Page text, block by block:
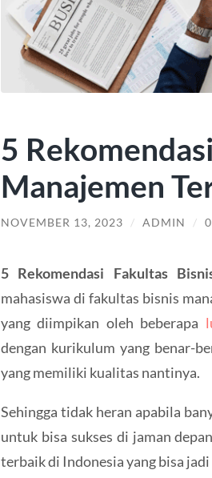
5
Manajemen
NOVEMBER 13, 2023 / ADMIN /
5 Rekomendasi Fakultas
mahasiswa di fakultas bisnis
yang diimpikan oleh beberapa
dengan kurikulum yang benar-
yang memiliki kualitas nantinya.
Sehingga tidak heran apabila
untuk bisa sukses di jaman
terbaik di Indonesia yang bisa